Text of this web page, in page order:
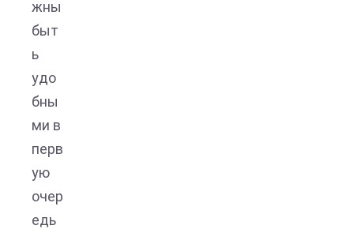
жны
быт
ь
удо
бны
ми в
перв
ую
очер
едь